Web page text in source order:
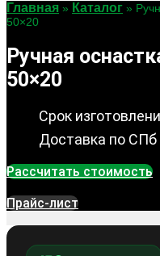
Главная » Каталог »
50×20
Ручная
50×20
Срок
Доставка по
Рассчитать стоимость
Прайс-лист